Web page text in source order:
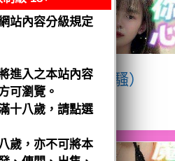
泰國$2500（騷）
讀全文
站內容分級規定
進入之本站內容
可瀏覽。
十八歲，請點選
歲，亦不可將本